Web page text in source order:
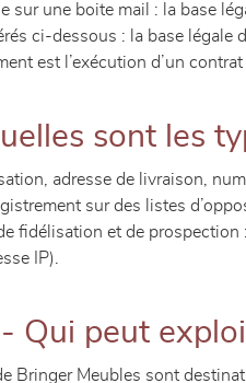
sur une boite mail : la base
ci-dessous : la base
est l’exécution d’un
sont les
adresse de livraison,
sur des listes
fidélisation et de prospection
IP).
Qui peut
Bringer Meubles sont